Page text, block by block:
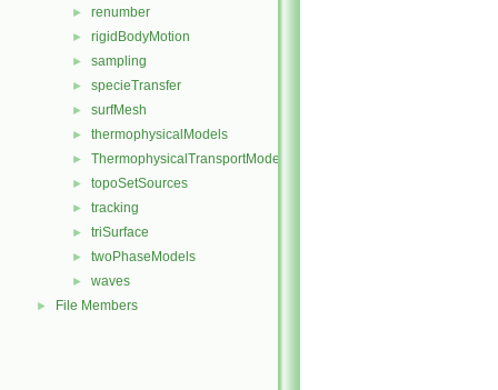
► renumber
► rigidBodyMotion
► sampling
► specieTransfer
► surfMesh
► thermophysicalModels
► ThermophysicalTransportModels
► topoSetSources
► tracking
► triSurface
► twoPhaseModels
► waves
► File Members